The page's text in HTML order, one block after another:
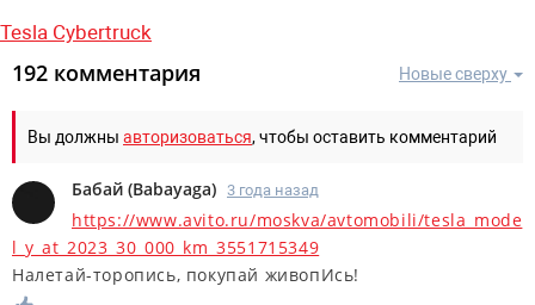
Tesla Cybertruck
Новые сверху
192 комментария
Вы должны авторизоваться, чтобы оставить комментарий
Бабай (Babayaga) 3 года назад
https://www.avito.ru/moskva/avtomobili/tesla_mode
l_y_at_2023_30_000_km_3551715349
Налетай-торопись, покупай живопИсь!